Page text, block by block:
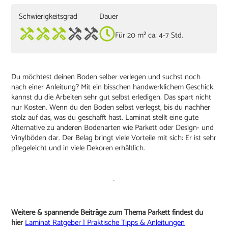
Schwierigkeitsgrad
Dauer
Für 20 m² ca. 4-7 Std.
Du möchtest deinen Boden selber verlegen und suchst noch
nach einer Anleitung? Mit ein bisschen handwerklichem Geschick
kannst du die Arbeiten sehr gut selbst erledigen. Das spart nicht
nur Kosten. Wenn du den Boden selbst verlegst, bis du nachher
stolz auf das, was du geschafft hast. Laminat stellt eine gute
Alternative zu anderen Bodenarten wie Parkett oder Design- und
Vinylböden dar. Der Belag bringt viele Vorteile mit sich: Er ist sehr
pflegeleicht und in viele Dekoren erhältlich.
Weitere & spannende Beiträge zum Thema Parkett findest du
hierLaminat Ratgeber | Praktische Tipps & Anleitungen